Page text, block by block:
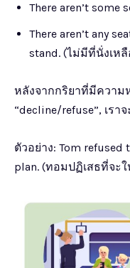
There aren’t some
There aren’t any
stand. (ไม่มีที่นั่งเห
หลังจากกริยาที่มีความ
“decline/refuse”, เรา
ตัวอย่าง: Tom refused
plan. (ทอมปฏิเสธที่จะ